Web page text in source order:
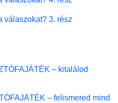
válaszokat? 3. rész
– kitalálod
– felismered mind